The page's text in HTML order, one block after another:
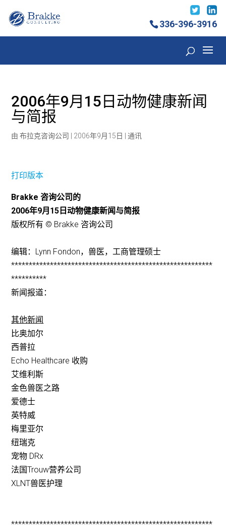
336-396-3916
2006年9月15日动物健康新闻
与简报
由布拉克咨询公司 2006年9月15日 |通讯
打印版本
Brakke 咨询公司的
2006年9月15日动物健康新闻与简报
版权所有 © Brakke 咨询公司
编辑：Lynn Fondon，兽医，工商管理硕士
*********************************************************
**********
新闻报道：
其他新闻
比奥加尔
西普拉
Echo Healthcare 收购
艾维利斯
金色兽医之路
爱德士
英特威
梅里亚尔
纽瑞克
宠物 DRx
法国Trouw营养公司
XLNT兽医护理
*********************************************************